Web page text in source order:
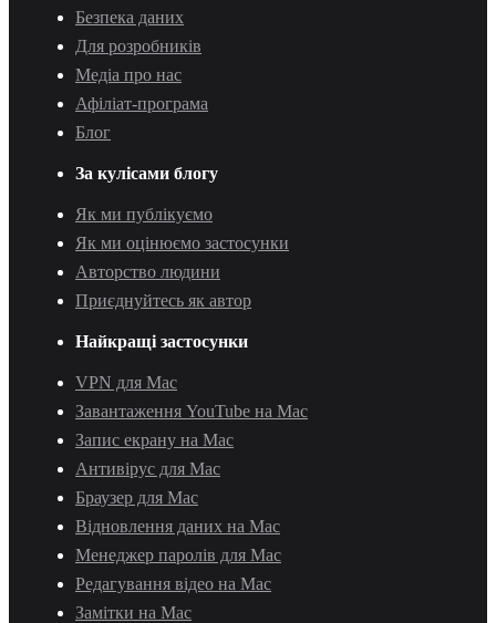
Безпека даних
Для розробників
Медіа про нас
Афіліат-програма
Блог
За кулісами блогу
Як ми публікуємо
Як ми оцінюємо застосунки
Авторство людини
Приєднуйтесь як автор
Найкращі застосунки
VPN для Mac
Завантаження YouTube на Mac
Запис екрану на Mac
Антивірус для Mac
Браузер для Mac
Відновлення даних на Mac
Менеджер паролів для Mac
Редагування відео на Mac
Замітки на Mac